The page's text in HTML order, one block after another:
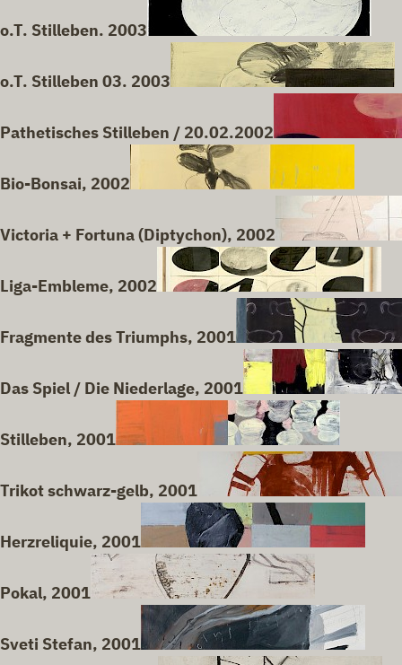
o.T. Stilleben. 2003
o.T. Stilleben 03. 2003
Pathetisches Stilleben / 20.02.2002
Bio-Bonsai, 2002
Victoria + Fortuna (Diptychon), 2002
Liga-Embleme, 2002
Fragmente des Triumphs, 2001
Das Spiel / Die Niederlage, 2001
Stilleben, 2001
Trikot schwarz-gelb, 2001
Herzreliquie, 2001
Pokal, 2001
Sveti Stefan, 2001